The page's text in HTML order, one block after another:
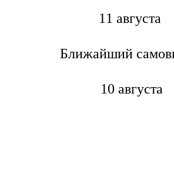
11 августа
Ближайший
10 августа